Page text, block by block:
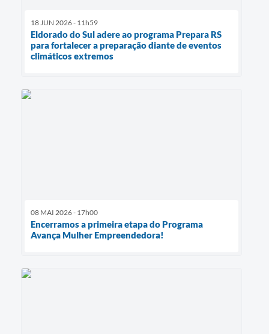
18 JUN 2026 - 11h59
Eldorado do Sul adere ao programa Prepara RS
para fortalecer a preparação diante de eventos
climáticos extremos
08 MAI 2026 - 17h00
Encerramos a primeira etapa do Programa
Avança Mulher Empreendedora!